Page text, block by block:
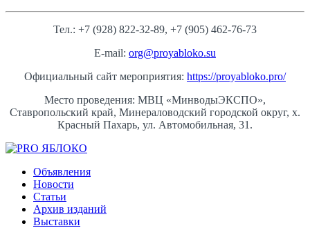
Тел.: +7 (928) 822-32-89, +7 (905) 462-76-73
E-mail: org@proyabloko.su
Официальный сайт мероприятия: https://proyabloko.pro/
Место проведения: МВЦ «МинводыЭКСПО»,
Ставропольский край, Минераловодский городской округ, х.
Красный Пахарь, ул. Автомобильная, 31.
Объявления
Новости
Статьи
Архив изданий
Выставки